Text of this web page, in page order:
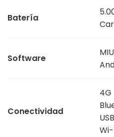
Batería
Software
Conectividad
4G